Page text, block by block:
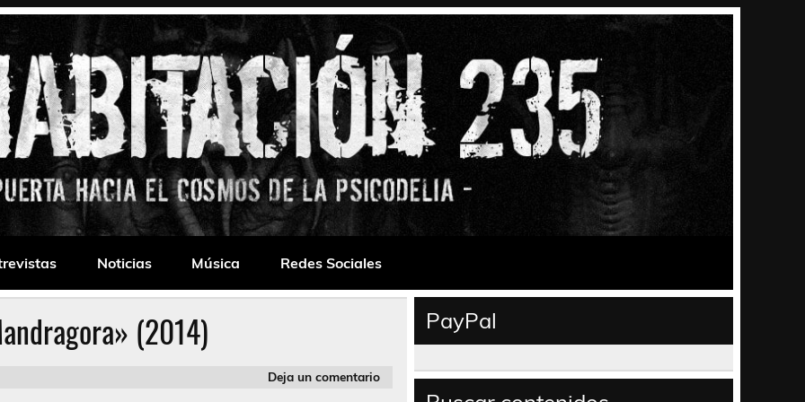
Noticias Música Redes Sociales
(2014)
Deja un comentario
PayPal